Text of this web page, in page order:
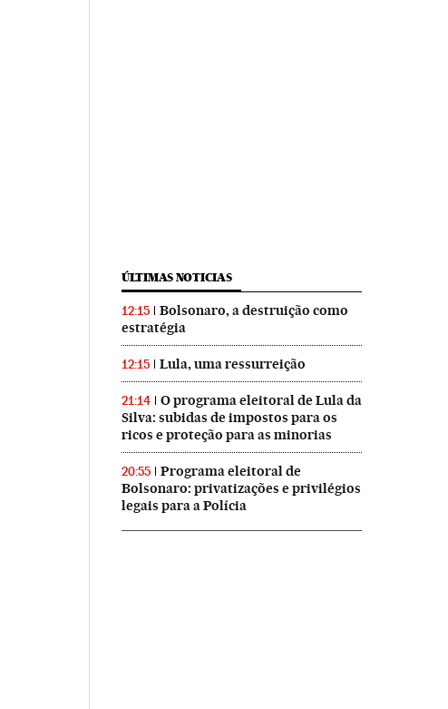
ÚLTIMAS NOTICIAS
12:15
Bolsonaro, a destruição como
estratégia
12:15 Lula, uma ressurreição
21:14
O programa eleitoral de Lula da
Silva: subidas de impostos para os
ricos e proteção para as minorias
20:55
Programa eleitoral de
Bolsonaro: privatizações e privilégios
legais para a Polícia